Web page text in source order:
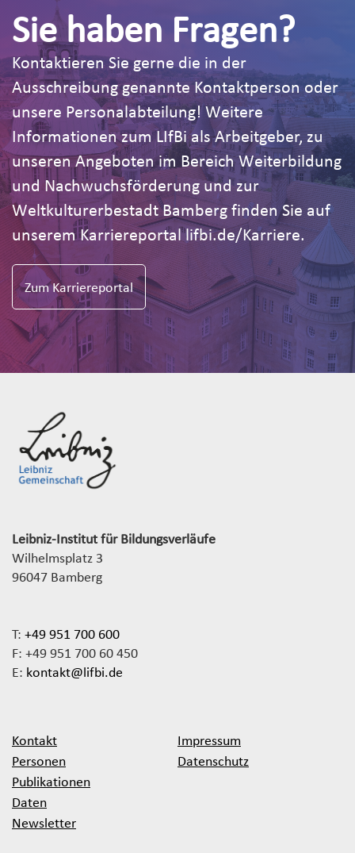
Sie haben Fragen?
Kontaktieren Sie gerne die in der
Ausschreibung genannte Kontaktperson oder
unsere Personalabteilung! Weitere
Informationen zum LIfBi als Arbeitgeber, zu
unseren Angeboten im Bereich Weiterbildung
und Nachwuchsförderung und zur
Weltkulturerbestadt Bamberg finden Sie auf
unserem Karriereportal lifbi.de/Karriere.
Zum Karriereportal
Leibniz-Institut für Bildungsverläufe
Wilhelmsplatz 3
96047 Bamberg
T: +49 951 700 600
F: +49 951 700 60 450
E: kontakt@lifbi.de
Kontakt
Personen
Publikationen
Daten
Newsletter
Impressum
Datenschutz